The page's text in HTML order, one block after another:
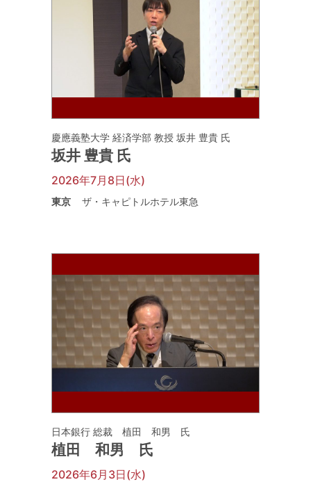
慶應義塾大学 経済学部 教授 坂井 豊貴 氏
坂井 豊貴 氏
2026年7月8日(水)
東京 ザ・キャピトルホテル東急
日本銀行 総裁 植田 和男 氏
植田 和男 氏
2026年6月3日(水)